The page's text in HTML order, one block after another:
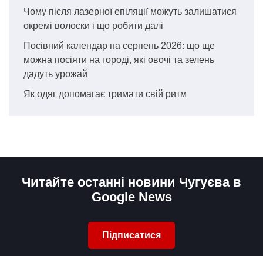
Чому після лазерної епіляції можуть залишатися
окремі волоски і що робити далі
Посівний календар на серпень 2026: що ще
можна посіяти на городі, які овочі та зелень
дадуть урожай
Як одяг допомагає тримати свій ритм
Читайте останні новини Чугуєва в
Google News
Підписатися